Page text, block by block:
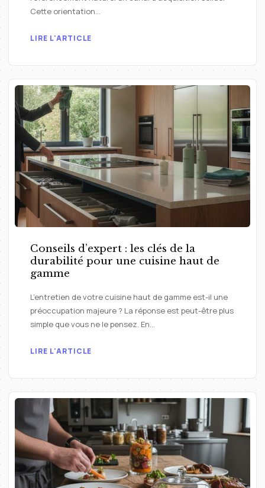
Cette orientation…
LIRE L'ARTICLE
Conseils d’expert : les clés de la
durabilité pour une cuisine haut de
gamme
L’entretien de votre cuisine haut de gamme est-il une
préoccupation majeure ? La réponse est peut-être plus
simple que vous ne le pensez. En…
LIRE L'ARTICLE